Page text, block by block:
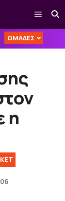
Μενού
ΟΜΑΔΕΣ
η